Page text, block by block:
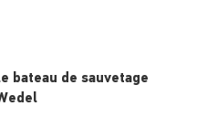
bateau de sauvetage